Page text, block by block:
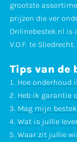
grootste
prijzen die ver
Onlinebestek.nl is
V.O.F. te Sliedrecht.
Tips van de
Hoe onderhoud
Heb ik garantie
Mag mijn
Wat is jullie
Waar zit jullie